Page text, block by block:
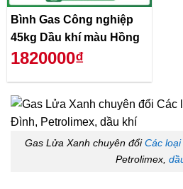
Bình Gas Công nghiệp
45kg Dầu khí màu Hồng
1820000₫
Gas Lửa Xanh chuyên đổiCác
Petrolimex,